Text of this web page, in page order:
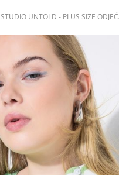
STUDIO UNTOLD - PLUS SIZE